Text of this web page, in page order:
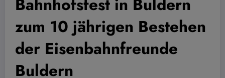
zum 10 jährigen Bestehen
der Eisenbahnfreunde
Buldern